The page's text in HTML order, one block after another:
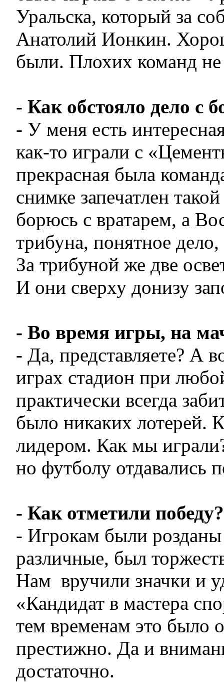
Уральска, который за
Анатолий Ионкин.
были. Плохих команд
- Как обстояло дело с
- У меня есть
как-то играли с
прекрасная была
снимке запечатлен
борюсь с вратарем, а
трибуна, понятное
За трибуной же две
И они сверху донизу
- Во время игры, на
- Да, представляете? А
играх стадион при
практически всегда
было никаких лотерей.
лидером. Как мы
но футболу отдавались
- Как отметили победу?
- Игрокам были
различные, был
Нам вручили значки и
«Кандидат в мастера
тем временам это было
престижно. Да и
достаточно.